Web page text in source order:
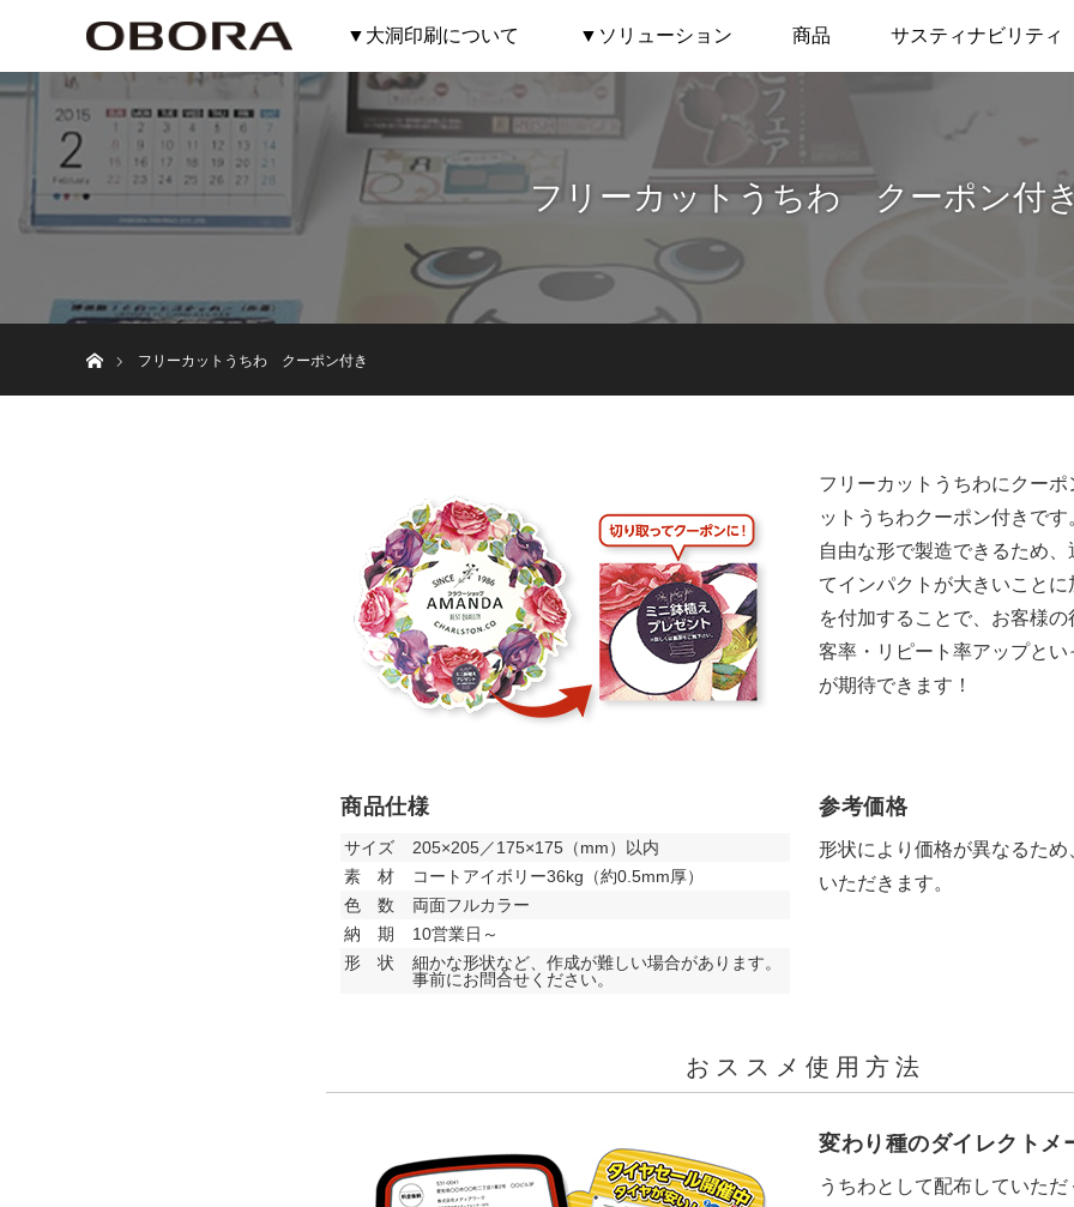
▼大洞印刷について ▼ソリューション 商品 サスティナビリティ
フリーカットうちわ クーポン付
フリーカットうちわ クーポン付き
フリーカットうちわにクー
ットうちわクーポン付きです
自由な形で製造できるため
てインパクトが大きいこと
を付加することで、お客様
客率・リピート率アップと
が期待できます！
商品仕様
サイズ
205×205／175×175（mm）以内
素 材
コートアイボリー36kg（約0.5mm厚）
色 数
両面フルカラー
納 期
10営業日～
形 状
細かな形状など、作成が難しい場合があります。
事前にお問合せください。
参考価格
形状により価格が異なるた
いただきます。
おススメ使用方法
変わり種のダイレクトメ
うちわとして配布していた